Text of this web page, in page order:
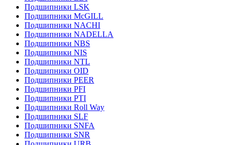
Подшипники LSK
Подшипники McGILL
Подшипники NACHI
Подшипники NADELLA
Подшипники NBS
Подшипники NIS
Подшипники NTL
Подшипники OID
Подшипники PEER
Подшипники PFI
Подшипники PTI
Подшипники Roll Way
Подшипники SLF
Подшипники SNFA
Подшипники SNR